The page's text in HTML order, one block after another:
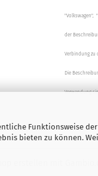
Funktionsweise
bieten zu können.
"Volkswagen",
der
Verbindung zu
Die
Verwendung